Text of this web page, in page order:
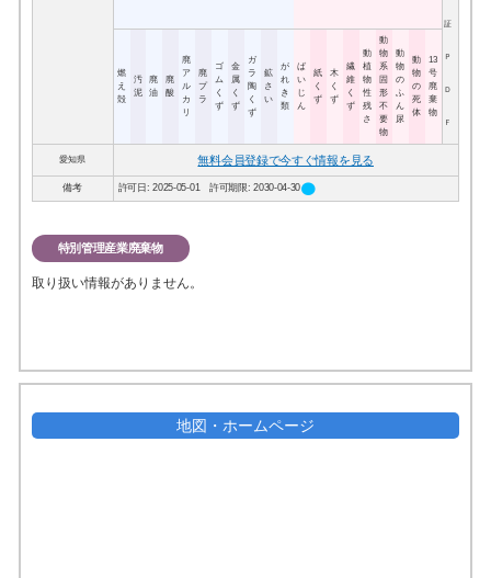
証
Ｐ
Ｄ
Ｆ
燃
え
殻
汚
泥
廃
油
廃
酸
廃
ア
ル
カ
リ
廃
プ
ラ
ゴ
ム
く
ず
金
属
く
ず
ガ
ラ
陶
く
ず
鉱
さ
い
が
れ
き
類
ば
い
じ
ん
紙
く
ず
木
く
ず
繊
維
く
ず
動
植
物
性
残
さ
動
物
系
固
形
不
要
物
動
物
の
ふ
ん
尿
動
物
の
死
体
13
号
廃
棄
物
愛知県 無料会員登録で今すぐ情報を見る
備考 許可日: 2025-05-01 許可期限: 2030-04-30circle
特別管理産業廃棄物
取り扱い情報がありません。
地図・ホームページ